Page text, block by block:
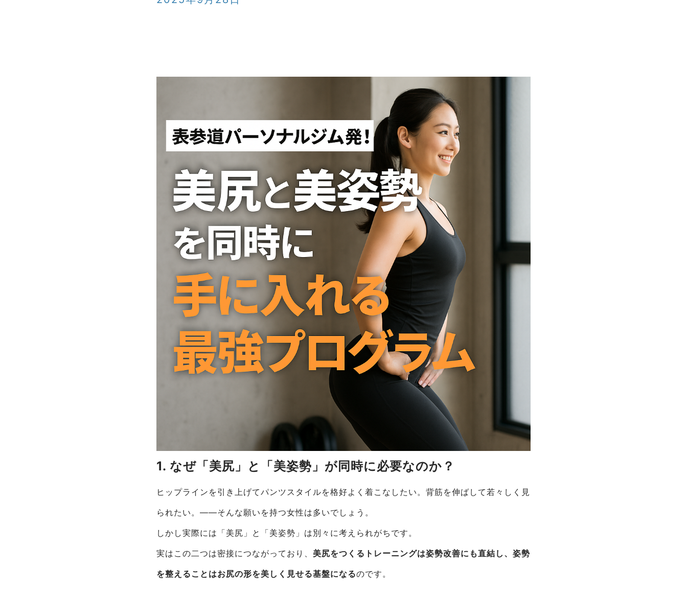
1. なぜ「美尻」と「美姿勢」が同時に必要なのか？
ヒップラインを引き上げてパンツスタイルを格好よく着こなしたい。背筋を伸ばして若々しく見
られたい。――そんな願いを持つ女性は多いでしょう。
しかし実際には「美尻」と「美姿勢」は別々に考えられがちです。
実はこの二つは密接につながっており、 美尻をつくるトレーニングは姿勢改善にも直結し、姿勢
を整えることはお尻の形を美しく見せる基盤になるのです。